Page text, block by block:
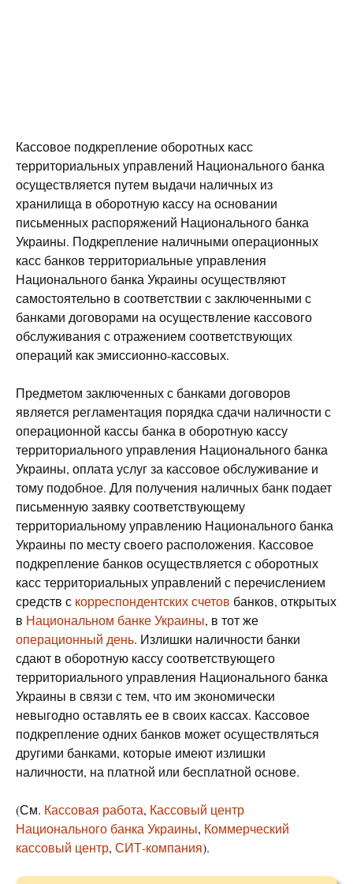
Кассовое подкрепление оборотных касс
территориальных управлений Национального банка
осуществляется путем выдачи наличных из
хранилища в оборотную кассу на основании
письменных распоряжений Национального банка
Украины. Подкрепление наличными операционных
касс банков территориальные управления
Национального банка Украины осуществляют
самостоятельно в соответствии с заключенными с
банками договорами на осуществление кассового
обслуживания с отражением соответствующих
операций как эмиссионно-кассовых.
Предметом заключенных с банками договоров
является регламентация порядка сдачи наличности с
операционной кассы банка в оборотную кассу
территориального управления Национального банка
Украины, оплата услуг за кассовое обслуживание и
тому подобное. Для получения наличных банк подает
письменную заявку соответствующему
территориальному управлению Национального банка
Украины по месту своего расположения. Кассовое
подкрепление банков осуществляется с оборотных
касс территориальных управлений с перечислением
средств с корреспондентских счетов банков, открытых
в Национальном банке Украины, в тот же
операционный день. Излишки наличности банки
сдают в оборотную кассу соответствующего
территориального управления Национального банка
Украины в связи с тем, что им экономически
невыгодно оставлять ее в своих кассах. Кассовое
подкрепление одних банков может осуществляться
другими банками, которые имеют излишки
наличности, на платной или бесплатной основе.
(См. Кассовая работа, Кассовый центр
Национального банка Украины, Коммерческий
кассовый центр, СИТ-компания).